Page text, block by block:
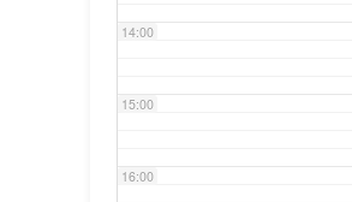
14:00
15:00
16:00